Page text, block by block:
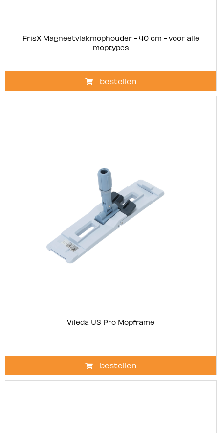
FrisX Magneetvlakmophouder - 40 cm - voor alle
moptypes
bestellen
Vileda US Pro Mopframe
bestellen